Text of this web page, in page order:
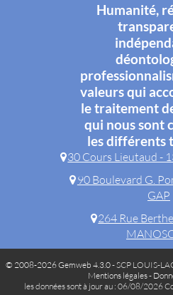
Humanité,
valeurs qui
le traitement
qui nous sont
les différents
30 Cours Lieutaud -
90 Boulevard G.
GAP
264 Rue
© 2008-2026 Gemweb 4.3.0- SCP LOUIS-
Mentions légales-
les données sont à jour au : 06/08/2026